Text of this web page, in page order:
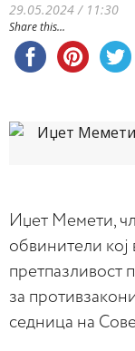
29.05.2024 / 11:30
Share this...
Иџет Мемети,
обвинители
претпазливост
за
седница на